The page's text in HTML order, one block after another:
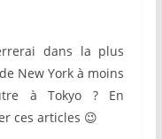
dans la plus
New York à moins
à Tokyo ? En
ces articles 😉